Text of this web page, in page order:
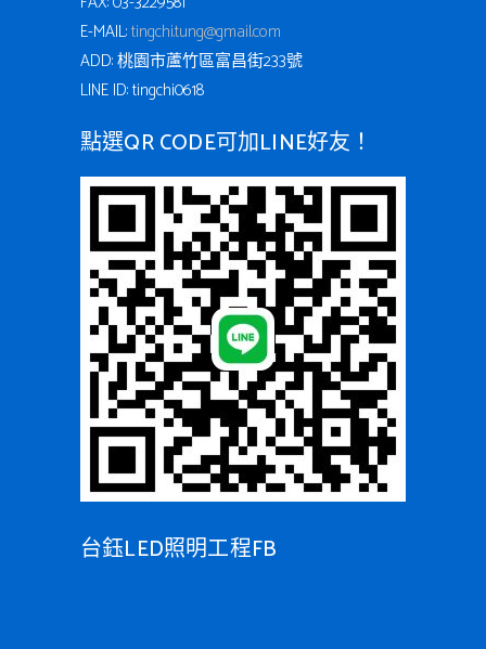
E-MAIL:tingchi.tung@gmail.com
ADD: 桃園市蘆竹區富昌街233號
LINE ID: tingchi0618
點選QR CODE可加LINE好友！
台鈺LED照明工程FB